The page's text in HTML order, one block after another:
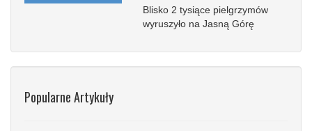
Blisko 2 tysiące pielgrzymów
wyruszyło na Jasną Górę
Popularne Artykuły